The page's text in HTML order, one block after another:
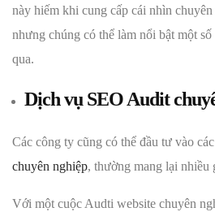
này hiếm khi cung cấp cái nhìn chuyên
nhưng chúng có thể làm nổi bật một
qua.
Dịch vụ SEO Audit
Các công ty cũng có thể đầu tư vào các
chuyên nghiệp, thường mang lại nhiều
Với một cuộc Audti website chuyên